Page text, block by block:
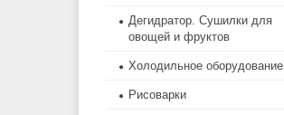
Дегидратор. Сушилки для
овощей и фруктов
Холодильное оборудование
Рисоварки